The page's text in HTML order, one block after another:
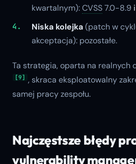
kwartalnym):CVSS7.0-8.9 i
Niska kolejka(patch w
akceptacja): pozostałe.
Ta strategia, oparta na realnych
[9] , skraca eksploatowalny
samej pracy zespołu.
Najczęstsze błędy
vulnerability